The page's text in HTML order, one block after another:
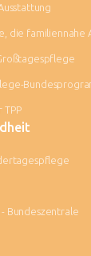
die familiennahe
TPP
Bundeszentrale